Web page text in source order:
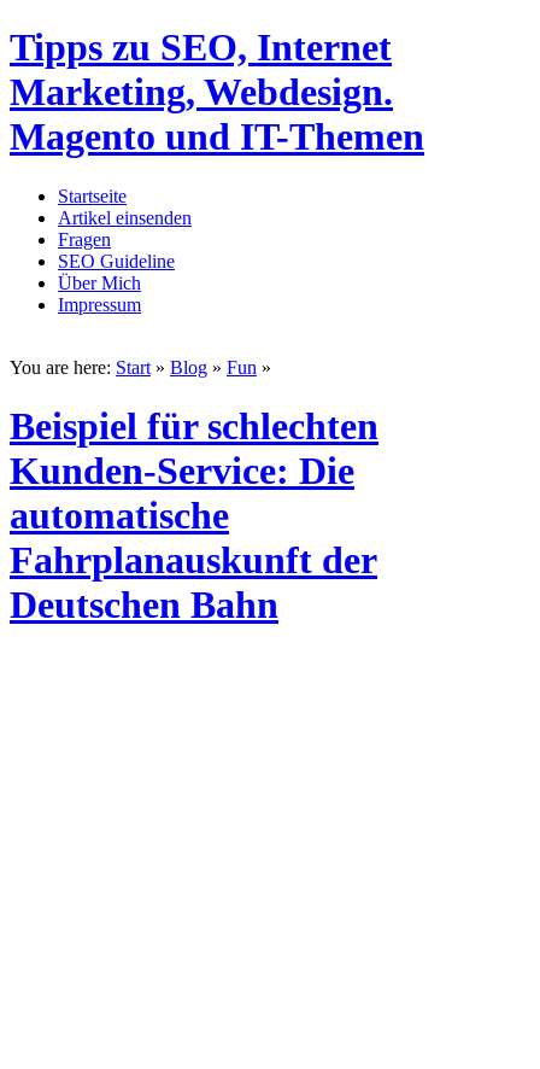
Tipps zu SEO, Internet
Marketing, Webdesign.
Magento und IT-Themen
Startseite
Artikel einsenden
Fragen
SEO Guideline
Über Mich
Impressum
You are here: Start » Blog » Fun »
Beispiel für schlechten
Kunden-Service: Die
automatische
Fahrplanauskunft der
Deutschen Bahn